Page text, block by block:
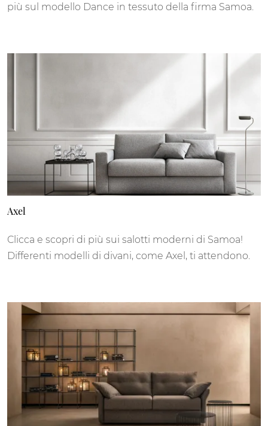
più sul modello Dance in tessuto della firma Samoa.
Axel
Clicca e scopri di più sui salotti moderni di Samoa!
Differenti modelli di divani, come Axel, ti attendono.